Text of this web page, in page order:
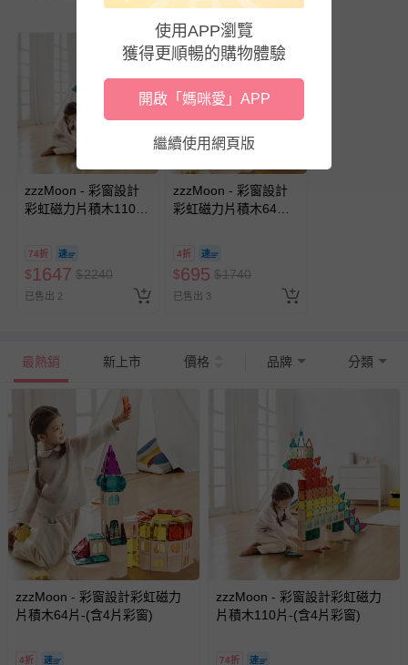
zzzMoon - 彩窗設計
彩虹磁力片積木110
74折
$1647 $2240
已售出 2
zzzMoon - 彩窗設計
彩虹磁力片積木64片-
4折
$695 $1740
已售出 3
最熱銷 新上市 價格 品牌 分類
zzzMoon - 彩窗設計彩虹磁力
片積木64片-(含4片彩窗)
4折
zzzMoon - 彩窗設計彩虹磁力
片積木110片-(含4片彩窗)
74折
使用APP瀏覽
獲得更順暢的購物體驗
開啟「媽咪愛」APP
繼續使用網頁版